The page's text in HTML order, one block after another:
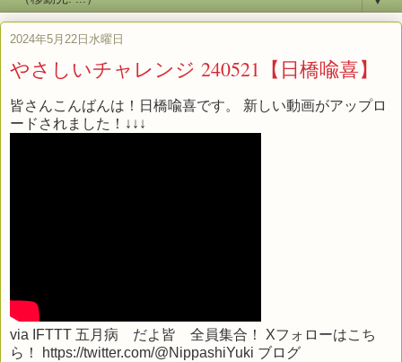
2024年5月22日水曜日
やさしいチャレンジ 240521【日橋喩喜】
皆さんこんばんは！日橋喩喜です。 新しい動画がアップロ
ードされました！↓↓↓
via IFTTT 五月病 だよ皆 全員集合！ Xフォローはこち
ら！ https://twitter.com/@NippashiYuki ブログ